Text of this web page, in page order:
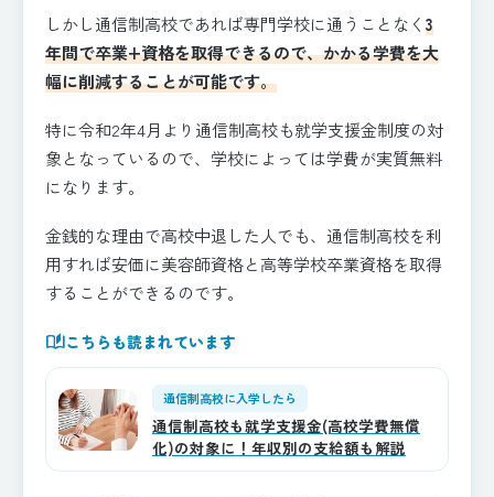
しかし通信制高校であれば専門学校に通うことなく 3
年間で卒業+資格を取得できるので、かかる学費を大
幅に削減することが可能です。
特に令和2年4月より通信制高校も就学支援金制度の対
象となっているので、学校によっては学費が実質無料
になります。
金銭的な理由で高校中退した人でも、通信制高校を利
用すれば安価に美容師資格と高等学校卒業資格を取得
することができるのです。
auto_storiesこちらも読まれています
通信制高校に入学したら
通信制高校も就学支援金(高校学費無償
化)の対象に！年収別の支給額も解説